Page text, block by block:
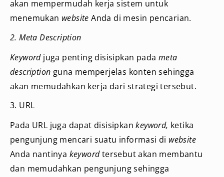
akan mempermudah kerja sistem untuk
menemukan websiteAnda di mesin pencarian.
2. Meta Description
Keyword juga penting disisipkan pada meta
description guna memperjelas konten sehingga
akan memudahkan kerja dari strategi tersebut.
3. URL
Pada URL juga dapat disisipkankeyword, ketika
pengunjung mencari suatu informasi di website
Anda nantinya keywordtersebut akan membantu
dan memudahkan pengunjung sehingga